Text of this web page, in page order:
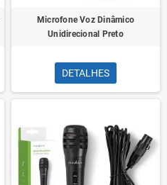
Microfone Voz Dinâmico
Unidirecional Preto
DETALHES